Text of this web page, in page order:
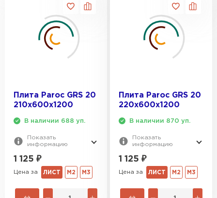
Плита Paroc GRS 20
210х600х1200
В наличии 688 уп.
Показать
информацию
1 125 ₽
Цена за ЛИСТ М2 М3
Плита Paroc GRS 20
220х600х1200
В наличии 870 уп.
Показать
информацию
1 125 ₽
Цена за ЛИСТ М2 М3